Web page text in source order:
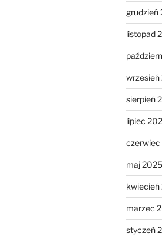
grudzień
listopad
sierpień
lipiec
maj 2025
marzec
styczeń